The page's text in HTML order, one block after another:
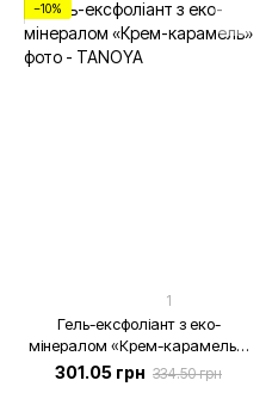
−10%
1
Гель-ексфоліант з еко-
мінералом «Крем-карамель»,
500 мл
301.05 грн 334.50 грн